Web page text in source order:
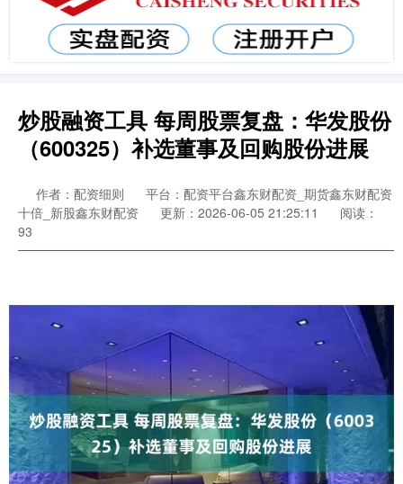
炒股融资工具 每周股票复盘：华发股份
（600325）补选董事及回购股份进展
作者：配资细则
平台：配资平台鑫东财配资_期货鑫东财配资
十倍_新股鑫东财配资
更新：2026-06-05 21:25:11
阅读：
93